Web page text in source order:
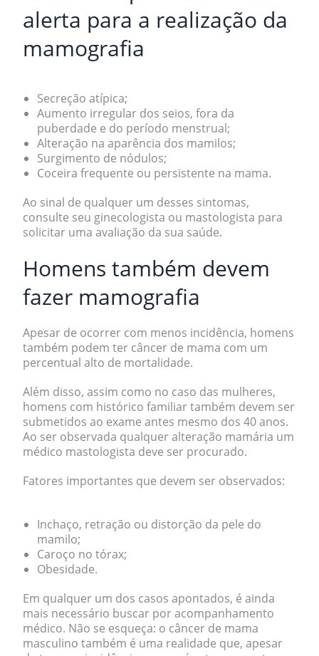
alerta para a realização da
mamografia
Secreção atípica;
Aumento irregular dos seios, fora da
puberdade e do período menstrual;
Alteração na aparência dos mamilos;
Surgimento de nódulos;
Coceira frequente ou persistente na mama.
Ao sinal de qualquer um desses sintomas,
consulte seu ginecologista ou mastologista para
solicitar uma avaliação da sua saúde.
Homens também devem
fazer mamografia
Apesar de ocorrer com menos incidência, homens
também podem ter câncer de mama com um
percentual alto de mortalidade.
Além disso, assim como no caso das mulheres,
homens com histórico familiar também devem ser
submetidos ao exame antes mesmo dos 40 anos.
Ao ser observada qualquer alteração mamária um
médico mastologista deve ser procurado.
Fatores importantes que devem ser observados:
Inchaço, retração ou distorção da pele do
mamilo;
Caroço no tórax;
Obesidade.
Em qualquer um dos casos apontados, é ainda
mais necessário buscar por acompanhamento
médico. Não se esqueça: o câncer de mama
masculino também é uma realidade que, apesar